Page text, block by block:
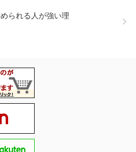
られる人が強い理